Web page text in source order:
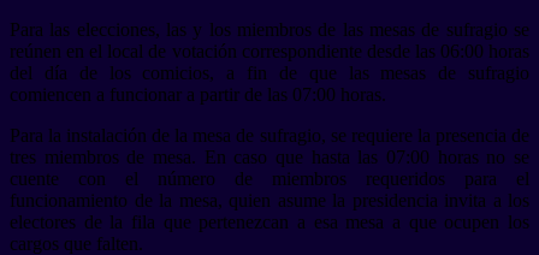
Para las elecciones, las y los miembros de las mesas de sufragio se
reúnen en el local de votación correspondiente desde las 06:00 horas
del día de los comicios, a fin de que las mesas de sufragio
comiencen a funcionar a partir de las 07:00 horas.
Para la instalación de la mesa de sufragio, se requiere la presencia de
tres miembros de mesa. En caso que hasta las 07:00 horas no se
cuente con el número de miembros requeridos para el
funcionamiento de la mesa, quien asume la presidencia invita a los
electores de la fila que pertenezcan a esa mesa a que ocupen los
cargos que falten.